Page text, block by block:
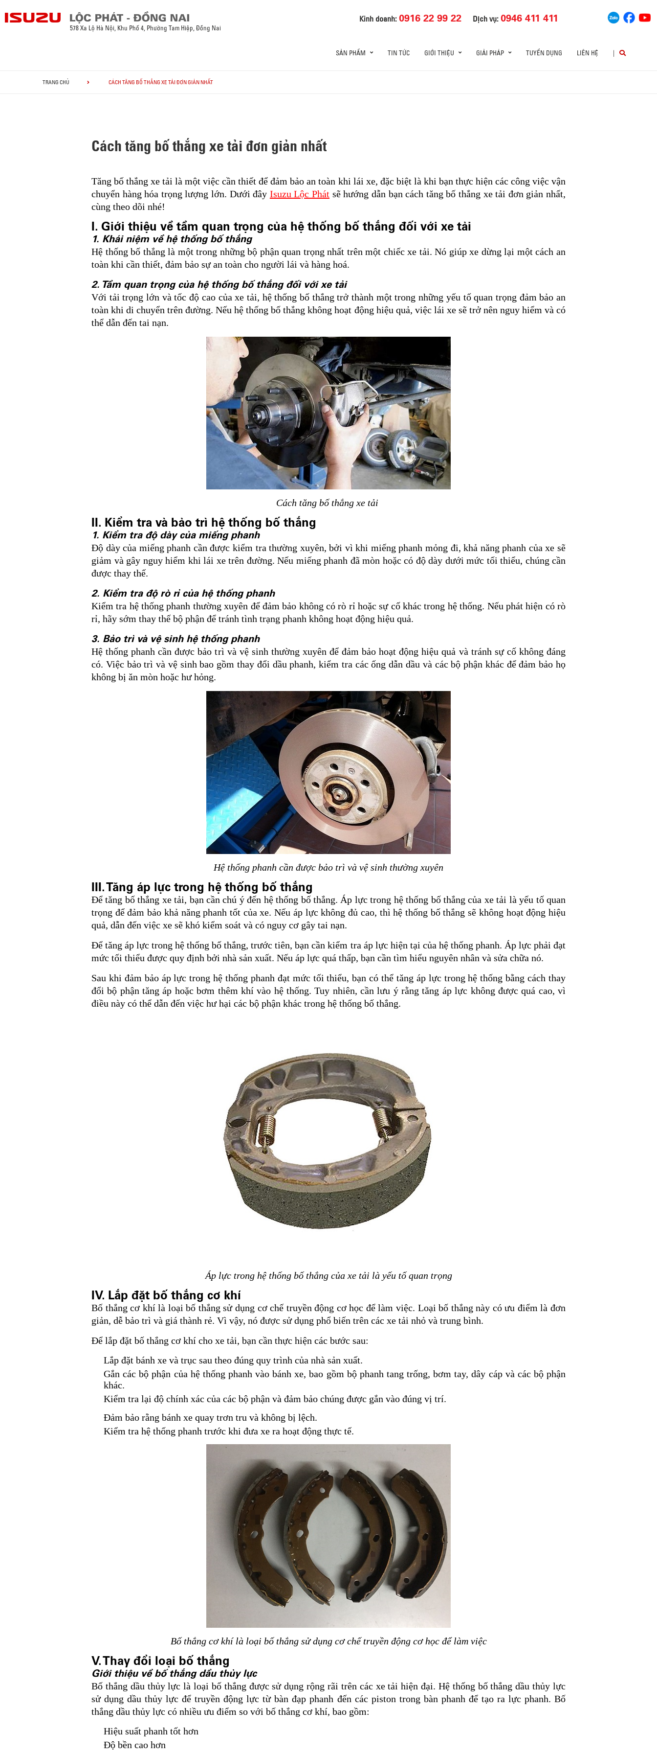
Kinh doanh:0916 22 99 22 Dịch vụ:0946 411 411
578 Xa Lộ Hà Nội, Khu Phố 4, Phường Tam Hiệp, Đồng Nai
SẢN PHẨM TIN TỨC GIỚI THIỆU GIẢI PHÁP TUYỂN DỤNG LIÊN HỆ |
TRANG CHỦ CÁCH TĂNG BỐ THẮNG XE TẢI ĐƠN GIẢN NHẤT
Cách tăng bố thắng xe tải đơn giản nhất
Tăng bố thắng xe tải là một việc cần thiết để đảm bảo an toàn khi lái xe, đặc biệt là khi bạn thực hiện các công việc vận
chuyển hàng hóa trọng lượng lớn. Dưới đây Isuzu Lộc Phát sẽ hướng dẫn bạn cách tăng bố thắng xe tải đơn giản nhất,
cùng theo dõi nhé!
I. Giới thiệu về tầm quan trọng của hệ thống bố thắng đối với xe tải
1. Khái niệm về hệ thống bố thắng
Hệ thống bố thắng là một trong những bộ phận quan trọng nhất trên một chiếc xe tải. Nó giúp xe dừng lại một cách an
toàn khi cần thiết, đảm bảo sự an toàn cho người lái và hàng hoá.
2. Tầm quan trọng của hệ thống bố thắng đối với xe tải
Với tải trọng lớn và tốc độ cao của xe tải, hệ thống bố thắng trở thành một trong những yếu tố quan trọng đảm bảo an
toàn khi di chuyển trên đường. Nếu hệ thống bố thắng không hoạt động hiệu quả, việc lái xe sẽ trở nên nguy hiểm và có
thể dẫn đến tai nạn.
Cách tăng bố thắng xe tải
II. Kiểm tra và bảo trì hệ thống bố thắng
1. Kiểm tra độ dày của miếng phanh
Độ dày của miếng phanh cần được kiểm tra thường xuyên, bởi vì khi miếng phanh mỏng đi, khả năng phanh của xe sẽ
giảm và gây nguy hiểm khi lái xe trên đường. Nếu miếng phanh đã mòn hoặc có độ dày dưới mức tối thiểu, chúng cần
được thay thế.
2. Kiểm tra độ rò rỉ của hệ thống phanh
Kiểm tra hệ thống phanh thường xuyên để đảm bảo không có rò rỉ hoặc sự cố khác trong hệ thống. Nếu phát hiện có rò
rỉ, hãy sớm thay thế bộ phận để tránh tình trạng phanh không hoạt động hiệu quả.
3. Bảo trì và vệ sinh hệ thống phanh
Hệ thống phanh cần được bảo trì và vệ sinh thường xuyên để đảm bảo hoạt động hiệu quả và tránh sự cố không đáng
có. Việc bảo trì và vệ sinh bao gồm thay đổi dầu phanh, kiểm tra các ống dẫn dầu và các bộ phận khác để đảm bảo họ
không bị ăn mòn hoặc hư hỏng.
Hệ thống phanh cần được bảo trì và vệ sinh thường xuyên
III. Tăng áp lực trong hệ thống bố thắng
Để tăng bố thắng xe tải, bạn cần chú ý đến hệ thống bố thắng. Áp lực trong hệ thống bố thắng của xe tải là yếu tố quan
trọng để đảm bảo khả năng phanh tốt của xe. Nếu áp lực không đủ cao, thì hệ thống bố thắng sẽ không hoạt động hiệu
quả, dẫn đến việc xe sẽ khó kiểm soát và có nguy cơ gây tai nạn.
Để tăng áp lực trong hệ thống bố thắng, trước tiên, bạn cần kiểm tra áp lực hiện tại của hệ thống phanh. Áp lực phải đạt
mức tối thiểu được quy định bởi nhà sản xuất. Nếu áp lực quá thấp, bạn cần tìm hiểu nguyên nhân và sửa chữa nó.
Sau khi đảm bảo áp lực trong hệ thống phanh đạt mức tối thiểu, bạn có thể tăng áp lực trong hệ thống bằng cách thay
đổi bộ phận tăng áp hoặc bơm thêm khí vào hệ thống. Tuy nhiên, cần lưu ý rằng tăng áp lực không được quá cao, vì
điều này có thể dẫn đến việc hư hại các bộ phận khác trong hệ thống bố thắng.
Áp lực trong hệ thống bố thắng của xe tải là yếu tố quan trọng
IV. Lắp đặt bố thắng cơ khí
Bố thắng cơ khí là loại bố thắng sử dụng cơ chế truyền động cơ học để làm việc. Loại bố thắng này có ưu điểm là đơn
giản, dễ bảo trì và giá thành rẻ. Vì vậy, nó được sử dụng phổ biến trên các xe tải nhỏ và trung bình.
Để lắp đặt bố thắng cơ khí cho xe tải, bạn cần thực hiện các bước sau:
Lắp đặt bánh xe và trục sau theo đúng quy trình của nhà sản xuất.
Gắn các bộ phận của hệ thống phanh vào bánh xe, bao gồm bộ phanh tang trống, bơm tay, dây cáp và các bộ phận
khác.
Kiểm tra lại độ chính xác của các bộ phận và đảm bảo chúng được gắn vào đúng vị trí.
Đảm bảo rằng bánh xe quay trơn tru và không bị lệch.
Kiểm tra hệ thống phanh trước khi đưa xe ra hoạt động thực tế.
Bố thắng cơ khí là loại bố thắng sử dụng cơ chế truyền động cơ học để làm việc
V. Thay đổi loại bố thắng
Giới thiệu về bố thắng dầu thủy lực
Bố thắng dầu thủy lực là loại bố thắng được sử dụng rộng rãi trên các xe tải hiện đại. Hệ thống bố thắng dầu thủy lực
sử dụng dầu thủy lực để truyền động lực từ bàn đạp phanh đến các piston trong bàn phanh để tạo ra lực phanh. Bố
thắng dầu thủy lực có nhiều ưu điểm so với bố thắng cơ khí, bao gồm:
Hiệu suất phanh tốt hơn
Độ bền cao hơn